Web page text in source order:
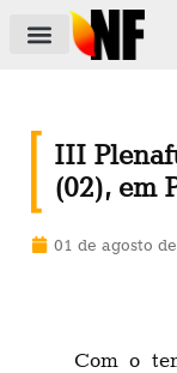
III
(02), em
01 de agosto
Com o